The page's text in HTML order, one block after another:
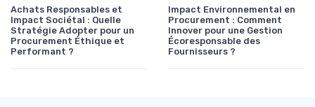
Achats Responsables et
Impact Sociétal : Quelle
Stratégie Adopter pour un
Procurement Éthique et
Performant ?
Impact Environnemental en
Procurement : Comment
Innover pour une Gestion
Écoresponsable des
Fournisseurs ?